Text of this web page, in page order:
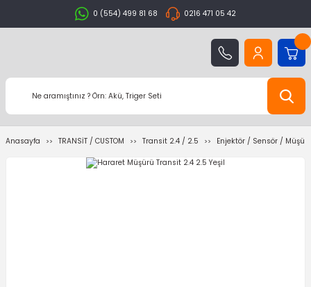
0 (554) 499 81 68 0216 471 05 42
Anasayfa TRANSİT / CUSTOM Transit 2.4 / 2.5 Enjektör / Sensör / Müşür